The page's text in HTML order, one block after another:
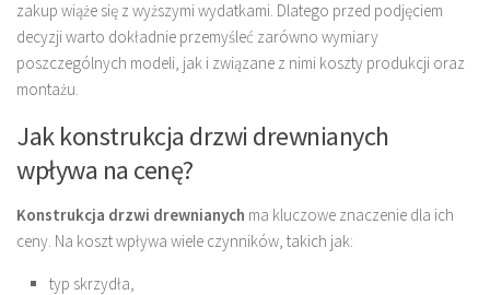
zakup wiąże się z wyższymi wydatkami. Dlatego przed podjęciem
decyzji warto dokładnie przemyśleć zarówno wymiary
poszczególnych modeli, jak i związane z nimi koszty produkcji oraz
montażu.
Jak konstrukcja drzwi drewnianych
wpływa na cenę?
Konstrukcja drzwi drewnianych ma kluczowe znaczenie dla ich
ceny. Na koszt wpływa wiele czynników, takich jak:
typ skrzydła,